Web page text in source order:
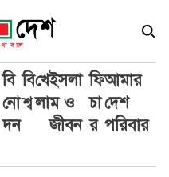
বি
নো
দন
বি
শ্ব
খে
লা
ইসলা
ম ও
জীবন
ফি
চা
র
আমার
দেশ
পরিবার